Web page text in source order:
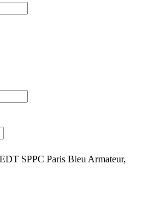
EDT SPPC Paris Bleu Armateur,